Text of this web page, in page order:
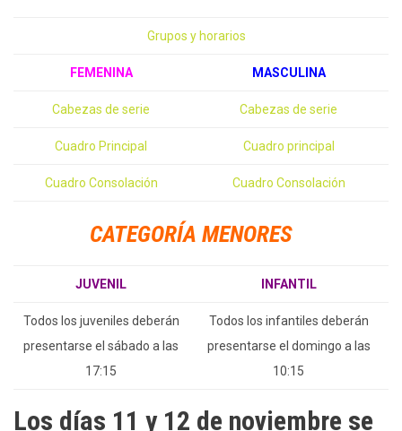
Grupos y horarios
FEMENINA MASCULINA
Cabezas de serie Cabezas de serie
Cuadro Principal Cuadro principal
Cuadro Consolación Cuadro Consolación
CATEGORÍA MENORES
JUVENIL INFANTIL
Todos los juveniles deberán
presentarse el sábado a las
17:15
Todos los infantiles deberán
presentarse el domingo a las
10:15
Los días 11 y 12 de noviembre se